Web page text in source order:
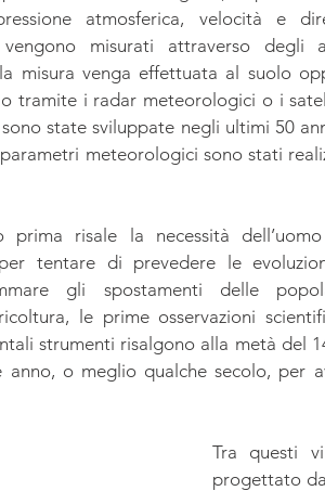
atmosferica, velocità e
misurati attraverso degli
misura venga effettuata al suolo
o tramite i radar meteorologici o i
state sviluppate negli ultimi 50
meteorologici sono stati
prima risale la necessità
tentare di prevedere le
gli spostamenti delle
le prime osservazioni
strumenti risalgono alla metà del
anno, o meglio qualche secolo, per
Tra questi
progettato